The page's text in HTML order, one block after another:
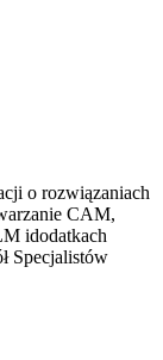
o rozwiązaniach
CAM,
idodatkach
Specjalistów